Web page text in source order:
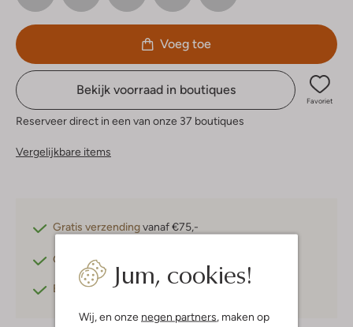
Jum, cookies!
Wij, en onze negen partners , maken op
Voeg toe
Bekijk voorraad in boutiques
Favoriet
Reserveer direct in een van onze 37 boutiques
Vergelijkbare items
Gratis verzendingvanaf €75,-
Gratis retourneren
Betaal achteraf met Klarna